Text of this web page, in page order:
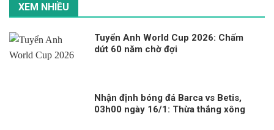
XEM NHIỀU
Tuyển Anh World Cup 2026: Chấm
dứt 60 năm chờ đợi
Nhận định bóng đá Barca vs Betis,
03h00 ngày 16/1: Thừa thắng xông